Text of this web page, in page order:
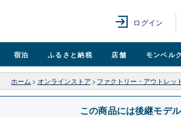
ログイン
宿泊 ふるさと納税 店舗 モンベル
ホーム > オンラインストア > ファクトリー・アウトレッ
この商品には後継モデル